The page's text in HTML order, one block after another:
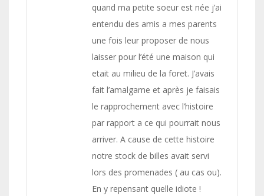
quand ma petite soeur est née j’ai
entendu des amis a mes parents
une fois leur proposer de nous
laisser pour l’été une maison qui
etait au milieu de la foret. J’avais
fait l’amalgame et après je faisais
le rapprochement avec l’histoire
par rapport a ce qui pourrait nous
arriver. A cause de cette histoire
notre stock de billes avait servi
lors des promenades ( au cas ou).
En y repensant quelle idiote !